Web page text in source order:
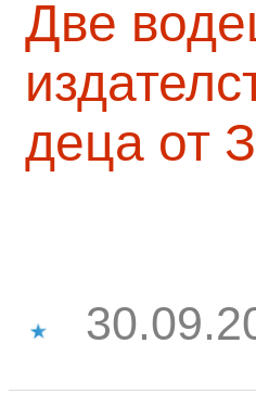
Две
деца от